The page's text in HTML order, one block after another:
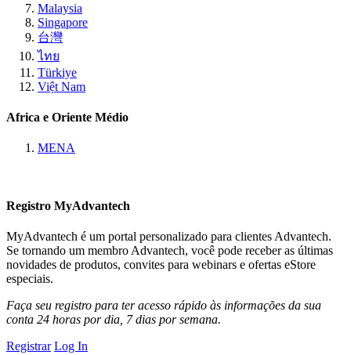
Malaysia
Singapore
台灣
ไทย
Türkiye
Việt Nam
Africa e Oriente Médio
MENA
Registro MyAdvantech
MyAdvantech é um portal personalizado para clientes Advantech.
Se tornando um membro Advantech, você pode receber as últimas
novidades de produtos, convites para webinars e ofertas eStore
especiais.
Faça seu registro para ter acesso rápido às informações da sua
conta 24 horas por dia, 7 dias por semana.
Registrar Log In